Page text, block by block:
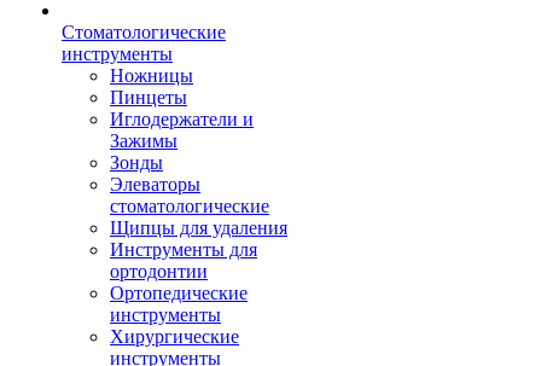
Стоматологические
инструменты
Ножницы
Пинцеты
Иглодержатели и
Зажимы
Зонды
Элеваторы
стоматологические
Щипцы для удаления
Инструменты для
ортодонтии
Ортопедические
инструменты
Хирургические
инструменты